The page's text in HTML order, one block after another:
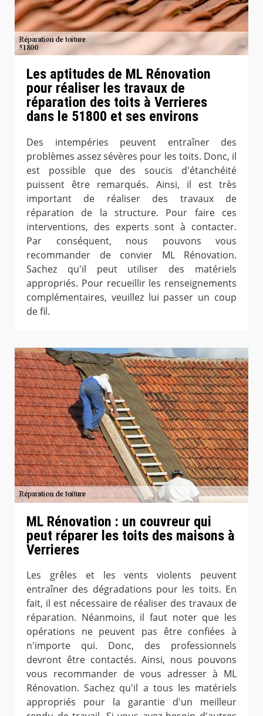
Les aptitudes de ML Rénovation
pour réaliser les travaux de
réparation des toits à Verrieres
dans le 51800 et ses environs
Des intempéries peuvent entraîner des
problèmes assez sévères pour les toits. Donc, il
est possible que des soucis d'étanchéité
puissent être remarqués. Ainsi, il est très
important de réaliser des travaux de
réparation de la structure. Pour faire ces
interventions, des experts sont à contacter.
Par conséquent, nous pouvons vous
recommander de convier ML Rénovation.
Sachez qu'il peut utiliser des matériels
appropriés. Pour recueillir les renseignements
complémentaires, veuillez lui passer un coup
de fil.
ML Rénovation : un couvreur qui
peut réparer les toits des maisons à
Verrieres
Les grêles et les vents violents peuvent
entraîner des dégradations pour les toits. En
fait, il est nécessaire de réaliser des travaux de
réparation. Néanmoins, il faut noter que les
opérations ne peuvent pas être confiées à
n'importe qui. Donc, des professionnels
devront être contactés. Ainsi, nous pouvons
vous recommander de vous adresser à ML
Rénovation. Sachez qu'il a tous les matériels
appropriés pour la garantie d'un meilleur